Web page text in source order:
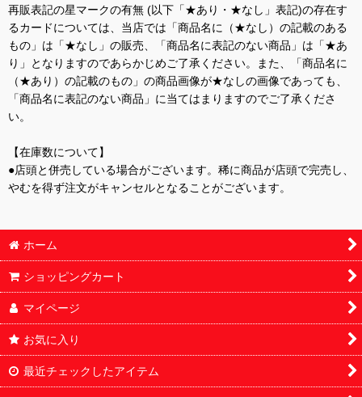
再販表記の星マークの有無 (以下「★あり・★なし」表記)の存在す
るカードについては、当店では「商品名に（★なし）の記載のある
もの」は「★なし」の販売、「商品名に表記のない商品」は「★あ
り」となりますのであらかじめご了承ください。また、「商品名に
（★あり）の記載のもの」の商品画像が★なしの画像であっても、
「商品名に表記のない商品」に当てはまりますのでご了承くださ
い。
【在庫数について】
●店頭と併売している場合がございます。稀に商品が店頭で完売し、
やむを得ず注文がキャンセルとなることがございます。
ホーム
ショッピングカート
マイページ
お気に入り
最近チェックしたアイテム